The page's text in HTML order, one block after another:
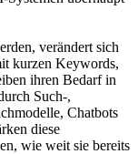
verändert sich
kurzen Keywords,
ihren Bedarf in
Such-,
Chatbots
diese
wie weit sie bereits